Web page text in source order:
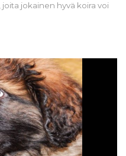
jokainen hyvä koira voi